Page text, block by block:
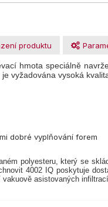
produktu
hmota speciálně
vyžadována vysoká
dobré vyplňování forem
polyesteru, který se
4002 IQ poskytuje
asistovaných